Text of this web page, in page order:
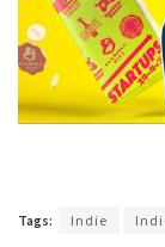
Tags: Indie